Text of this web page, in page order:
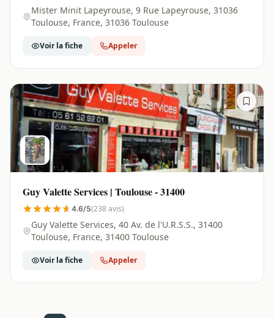
Mister Minit Lapeyrouse, 9 Rue Lapeyrouse, 31036
Toulouse, France, 31036 Toulouse
Voir la fiche Appeler
Guy Valette Services | Toulouse - 31400
4.6/5(238 avis)
Guy Valette Services, 40 Av. de l'U.R.S.S., 31400
Toulouse, France, 31400 Toulouse
Voir la fiche Appeler